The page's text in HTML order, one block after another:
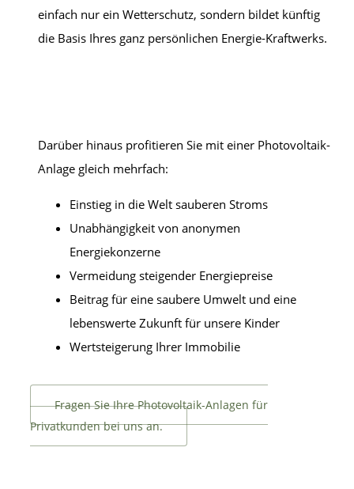
einfach nur ein Wetterschutz, sondern bildet künftig
die Basis Ihres ganz persönlichen Energie-Kraftwerks.
Darüber hinaus profitieren Sie mit einer Photovoltaik-
Anlage gleich mehrfach:
Einstieg in die Welt sauberen Stroms
Unabhängigkeit von anonymen
Energiekonzerne
Vermeidung steigender Energiepreise
Beitrag für eine saubere Umwelt und eine
lebenswerte Zukunft für unsere Kinder
Wertsteigerung Ihrer Immobilie
Fragen Sie Ihre Photovoltaik-Anlagen für
Privatkunden bei uns an.